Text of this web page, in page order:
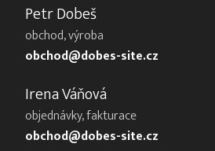
Petr Dobeš
obchod, výroba
obchod@dobes-site.cz
Irena Váňová
objednávky, fakturace
obchod@dobes-site.cz